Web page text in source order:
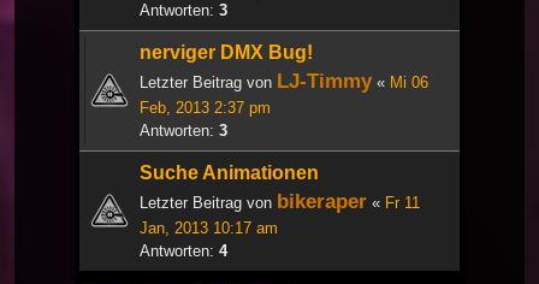
Antworten: 3
nerviger DMX Bug!
Letzter Beitrag von LJ-Timmy« Mi 06
Feb, 2013 2:37 pm
Antworten: 3
Suche Animationen
Letzter Beitrag von bikeraper « Fr 11
Jan, 2013 10:17 am
Antworten: 4